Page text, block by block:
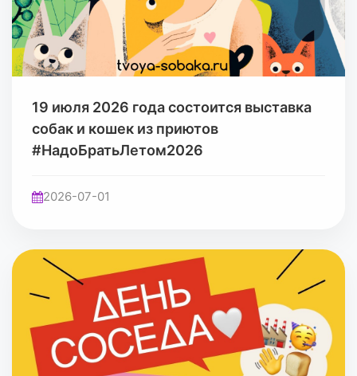
19 июля 2026 года состоится выставка
собак и кошек из приютов
#НадоБратьЛетом2026
2026-07-01